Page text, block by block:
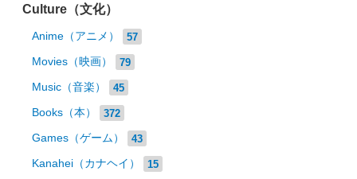
Culture（文化）
Anime（アニメ） 57
Movies（映画） 79
Music（音楽） 45
Books（本） 372
Games（ゲーム） 43
Kanahei（カナヘイ） 15